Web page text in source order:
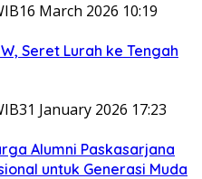
16 March 2026 10:19
Seret Lurah ke Tengah
31 January 2026 17:23
Alumni Paskasarjana
untuk Generasi Muda